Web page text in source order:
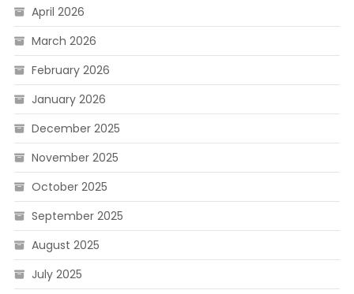
April 2026
March 2026
February 2026
January 2026
December 2025
November 2025
October 2025
September 2025
August 2025
July 2025